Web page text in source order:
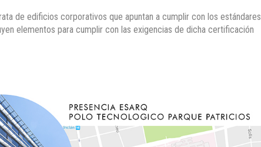
de edificios corporativos que apuntan a cumplir con los estándares
elementos para cumplir con las exigencias de dicha certificación